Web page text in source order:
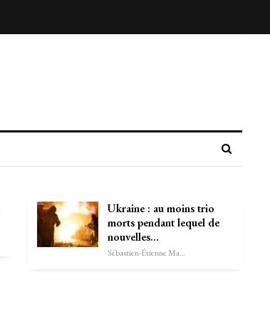
Ukraine : au moins trio
morts pendant lequel de
nouvelles…
Sébastien-Étienne Marechal